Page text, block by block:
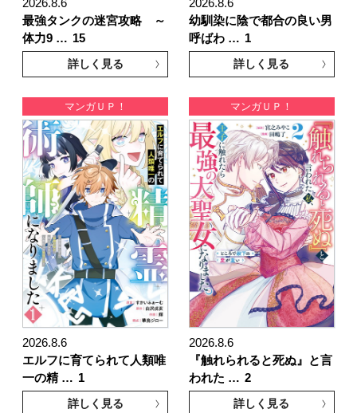
2026.8.6
最強タンクの迷宮攻略 ～
体力9 … 15
詳しく見る
2026.8.6
幼馴染に陰で都合の良い男
呼ばわ … 1
詳しく見る
マンガＵＰ！
2026.8.6
エルフに育てられて人類唯
一の精 … 1
詳しく見る
マンガＵＰ！
2026.8.6
『触れられると死ぬ』と言
われた … 2
詳しく見る